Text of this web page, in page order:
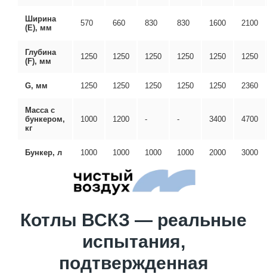
Ширина
(Е), мм
570 660 830 830 1600 2100
Глубина
(F), мм
1250 1250 1250 1250 1250 1250
G, мм 1250 1250 1250 1250 1250 2360
Масса с
бункером,
кг
1000 1200 - - 3400 4700
Бункер, л 1000 1000 1000 1000 2000 3000
Котлы ВСКЗ — реальные
испытания,
подтвержденная